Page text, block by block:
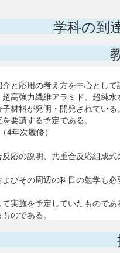
学科の到
と応用の考え方を中心とし
高強力繊維アラミド、超純
材料が発明・開発されてい
要請する予定である。
4年次履修）
応の説明、共重合反応組成
びその周辺の科目の勉学も
実施を予定していたもので
のである。